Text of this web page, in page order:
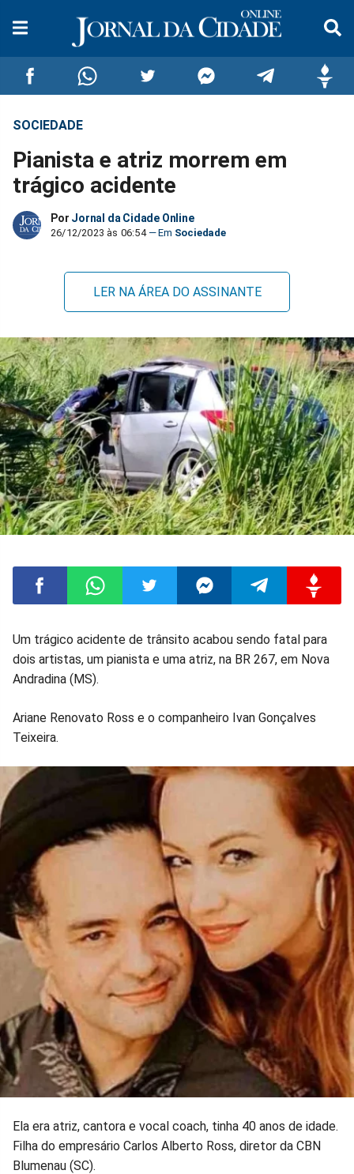
Compartilhar
no
Facebook
Compartilhar
no
Whatsapp
no
Twitter
no
Messenger
no
SOCIEDADE
Pianista e atriz morrem em
trágico acidente
Por Jornal da Cidade Online
26/12/2023 às 06:54 Sociedade
LER NA ÁREA DO ASSINANTE
Compartilhar
no
Facebook
Compartilhar
no
Whatsapp
Compartilhar
Twitter
Compartilhar
Messenger
Compartilhar
TelegramGettr
Um trágico acidente de trânsito acabou sendo fatal para
dois artistas, um pianista e uma atriz, na BR 267, em Nova
Andradina (MS).
Ariane Renovato Ross e o companheiro Ivan Gonçalves
Teixeira.
Ela era atriz, cantora e vocal coach, tinha 40 anos de idade.
Filha do empresário Carlos Alberto Ross, diretor da CBN
Blumenau (SC).